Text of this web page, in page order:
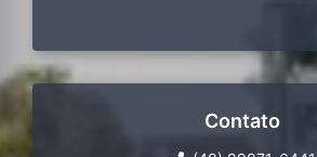
Contato